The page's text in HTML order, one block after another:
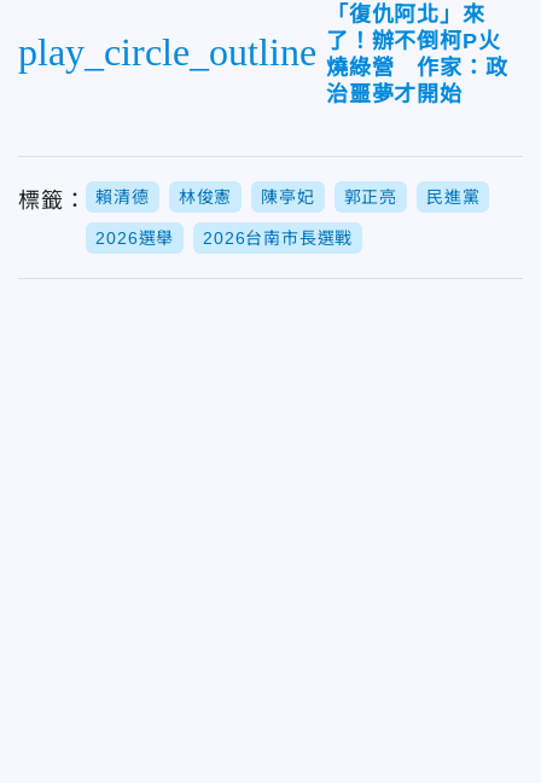
play_circle_outline
「復仇阿北」來
了！辦不倒柯P火
燒綠營 作家：政
治噩夢才開始
標籤： 賴清德 林俊憲 陳亭妃 郭正亮 民進黨
2026選舉 2026台南市長選戰